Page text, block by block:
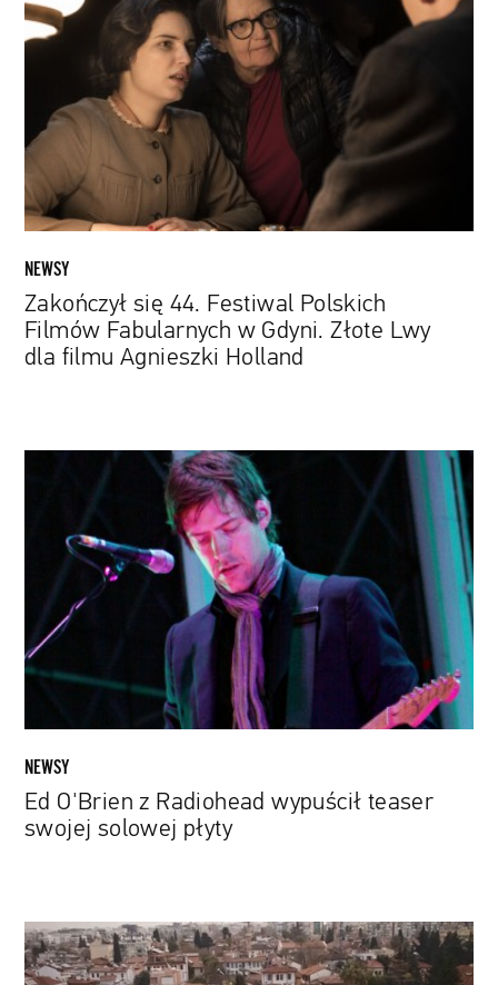
44.
Festiwal
Fabularnych
w
Złote
Lwy
dla
Agnieszki
Holland
NEWSY
Zakończył się 44. Festiwal Polskich
Filmów Fabularnych w Gdyni. Złote Lwy
dla filmu Agnieszki Holland
Radiohead
solowej
płyty
NEWSY
Ed O'Brien z Radiohead wypuścił teaser
swojej solowej płyty
Jason
Statham